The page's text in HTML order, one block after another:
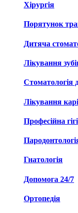
Хірургія
Порятунок
Дитяча
Лікування
Стоматологія
Лікування
Професійна
Гнатологія
Допомога 24/7
Ортопедія